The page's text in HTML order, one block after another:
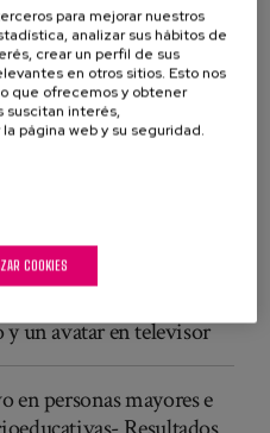
among elderly people
y funcional en las
un avatar en televisor
personas mayores e
para mejorar nuestros
analizar sus hábitos de
crear un perfil de sus
en otros sitios. Esto nos
que ofrecemos y obtener
suscitan interés,
página web y su seguridad.
COOKIES